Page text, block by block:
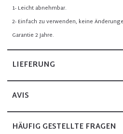
1- Leicht abnehmbar.
2- Einfach zu verwenden, keine
Garantie 2 Jahre.
LIEFERUNG
AVIS
HÄUFIG GESTELLTE FRAGEN